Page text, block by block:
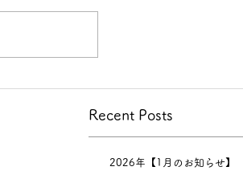
Recent Posts
2026年【1月のお知らせ】